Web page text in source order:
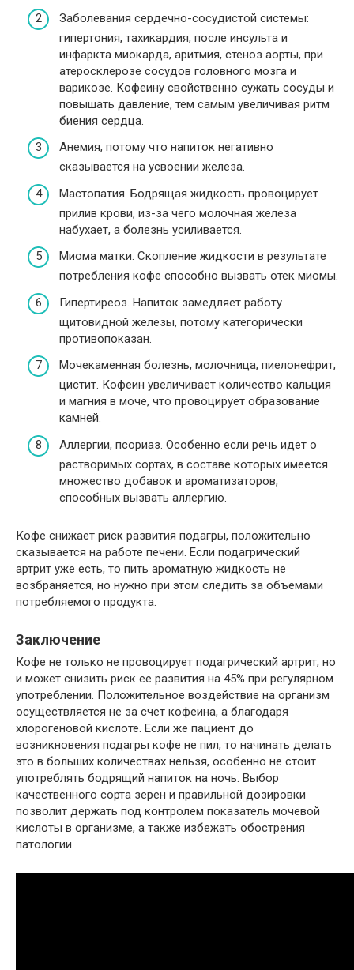
Заболевания сердечно-сосудистой системы:
гипертония, тахикардия, после инсульта и
инфаркта миокарда, аритмия, стеноз аорты, при
атеросклерозе сосудов головного мозга и
варикозе. Кофеину свойственно сужать сосуды и
повышать давление, тем самым увеличивая ритм
биения сердца.
Анемия, потому что напиток негативно
сказывается на усвоении железа.
Мастопатия. Бодрящая жидкость провоцирует
прилив крови, из-за чего молочная железа
набухает, а болезнь усиливается.
Миома матки. Скопление жидкости в результате
потребления кофе способно вызвать отек миомы.
Гипертиреоз. Напиток замедляет работу
щитовидной железы, потому категорически
противопоказан.
Мочекаменная болезнь, молочница, пиелонефрит,
цистит. Кофеин увеличивает количество кальция
и магния в моче, что провоцирует образование
камней.
Аллергии, псориаз. Особенно если речь идет о
растворимых сортах, в составе которых имеется
множество добавок и ароматизаторов,
способных вызвать аллергию.
Кофе снижает риск развития подагры, положительно
сказывается на работе печени. Если подагрический
артрит уже есть, то пить ароматную жидкость не
возбраняется, но нужно при этом следить за объемами
потребляемого продукта.
Заключение
Кофе не только не провоцирует подагрический артрит, но
и может снизить риск ее развития на 45% при регулярном
употреблении. Положительное воздействие на организм
осуществляется не за счет кофеина, а благодаря
хлорогеновой кислоте. Если же пациент до
возникновения подагры кофе не пил, то начинать делать
это в больших количествах нельзя, особенно не стоит
употреблять бодрящий напиток на ночь. Выбор
качественного сорта зерен и правильной дозировки
позволит держать под контролем показатель мочевой
кислоты в организме, а также избежать обострения
патологии.